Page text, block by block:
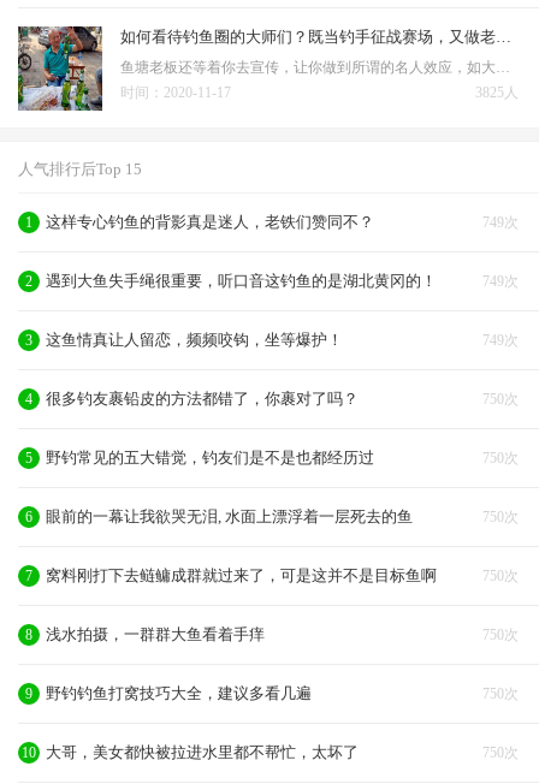
鱼塘老板还等着你去宣传，让你做到所谓的名人效应，如大师都钓不到，那其他的钓友还去吗？ 可是钓鱼人有没有想过，即使给了你所谓的配方，你的钓技钓法不熟练，没有认知不会判断，你就能钓好鱼？花几千竿费不说，只给你…
3825人
时间：2020-11-17
人气排行后Top 15
749次
1 这样专心钓鱼的背影真是迷人，老铁们赞同不？
749次
2 遇到大鱼失手绳很重要，听口音这钓鱼的是湖北黄冈的！
749次
3 这鱼情真让人留恋，频频咬钩，坐等爆护！
750次
4 很多钓友裹铅皮的方法都错了，你裹对了吗？
750次
5 野钓常见的五大错觉，钓友们是不是也都经历过
750次
6 眼前的一幕让我欲哭无泪, 水面上漂浮着一层死去的鱼
750次
7 窝料刚打下去鲢鳙成群就过来了，可是这并不是目标鱼啊
750次
8 浅水拍摄，一群群大鱼看着手痒
750次
9 野钓钓鱼打窝技巧大全，建议多看几遍
750次
10 大哥，美女都快被拉进水里都不帮忙，太坏了